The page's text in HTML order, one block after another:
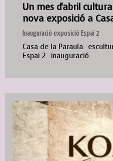
Un mes d'abril
nova exposició a
Inauguració exposició Espai 2
Casa de la Paraula
Espai 2
inauguració